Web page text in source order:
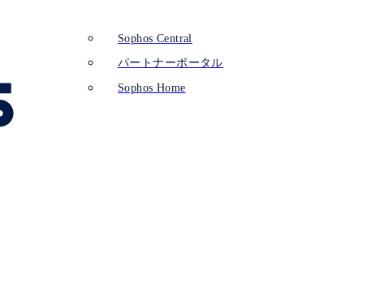
Sophos Central
パートナーポータル
Sophos Home